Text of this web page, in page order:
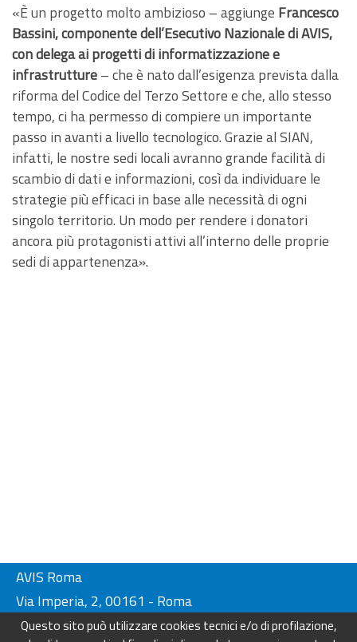
Questo sito può utilizzare cookies tecnici e/o di profilazione,
«È un progetto molto ambizioso – aggiunge Francesco
Bassini, componente dell’Esecutivo Nazionale di AVIS,
con delega ai progetti di informatizzazione e
infrastrutture– che è nato dall’esigenza prevista dalla
riforma del Codice del Terzo Settore e che, allo stesso
tempo, ci ha permesso di compiere un importante
passo in avanti a livello tecnologico. Grazie al SIAN,
infatti, le nostre sedi locali avranno grande facilità di
scambio di dati e informazioni, così da individuare le
strategie più efficaci in base alle necessità di ogni
singolo territorio. Un modo per rendere i donatori
ancora più protagonisti attivi all’interno delle proprie
sedi di appartenenza».
AVIS Roma
Via Imperia, 2, 00161 - Roma
Tel. 06-44230134/ 4404249